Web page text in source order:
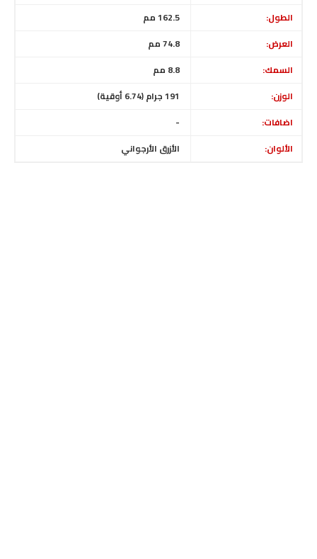
الطول:
العرض:
74.8 مم
السمك:
8.8 مم
الوزن:
191 جرام (6.74 أوقية)
اضافات:
-
الألوان:
الأزرق الأرجواني